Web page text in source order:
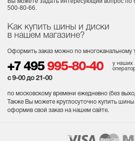
Как купить шины и диски
в нашем магазине?
Оформить заказ можно по многоканальному
+7 495 995-80-40
у наших
с 9-00 до 21-00
по московскому времени ежедневно (без
Также Вы можете круглосуточно купить
оформив свой заказ на нашем сайте.
500-80-66.